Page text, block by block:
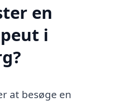
en
i
at besøge en